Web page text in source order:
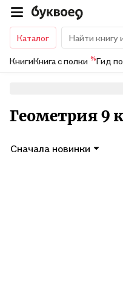
Каталог
КнигиКнига с полки %Гид
Геометрия 9
Сначала новинки